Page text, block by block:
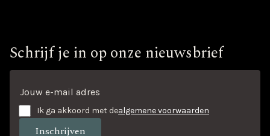
Schrijf je in op onze nieuwsbrief
Ik ga akkoord met dealgemene voorwaarden